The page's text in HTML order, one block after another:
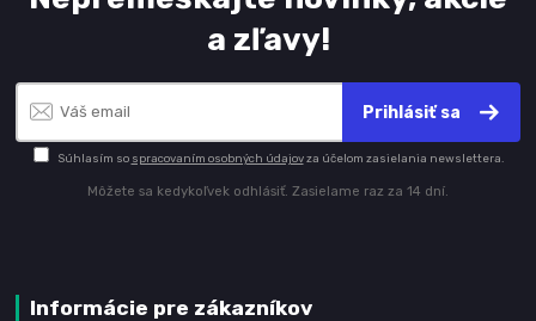
a zľavy!
Prihlásiť sa
Súhlasím so spracovaním osobných údajovza účelom zasielania newslettera.
Môžete sa kedykoľvek odhlásiť. Zasielame raz za 14 dní.
Informácie pre zákazníkov